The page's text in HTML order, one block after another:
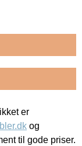
er
og
til gode priser.